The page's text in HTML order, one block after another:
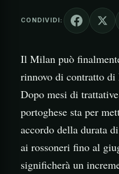
CONDIVIDI:
Il Milan può
rinnovo di contratto di
Dopo mesi di
portoghese sta per
accordo della durata
ai rossoneri fino al
significherà un